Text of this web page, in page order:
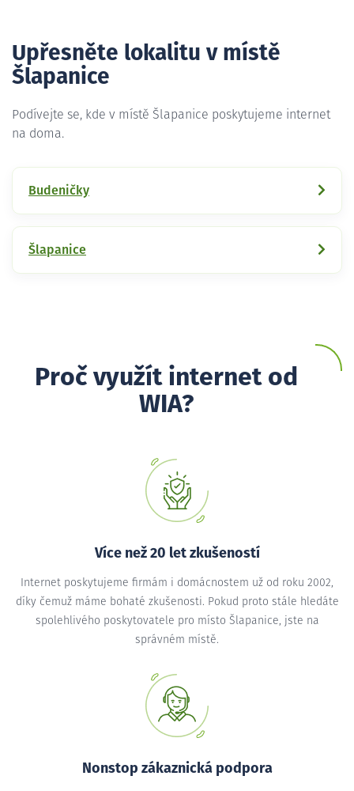
Upřesněte lokalitu v místě
Šlapanice
Podívejte se, kde v místě Šlapanice poskytujeme internet
na doma.
Budeničky
Šlapanice
Proč využít internet od
WIA?
Více než 20 let zkušeností
Internet poskytujeme firmám i domácnostem už od roku 2002,
díky čemuž máme bohaté zkušenosti. Pokud proto stále hledáte
spolehlivého poskytovatele pro místo Šlapanice, jste na
správném místě.
Nonstop zákaznická podpora